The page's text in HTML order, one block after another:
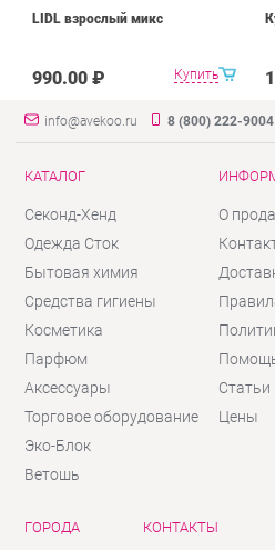
Купить
LIDL взрослый микс
990.00 ₽
info@avekoo.ru 8 (800) 222-9004
КАТАЛОГ
Секонд-Хенд
Одежда Сток
Бытовая химия
Средства гигиены
Косметика
Парфюм
Аксессуары
Торговое оборудование
Эко-Блок
Ветошь
О
Статьи
Цены
ГОРОДА КОНТАКТЫ